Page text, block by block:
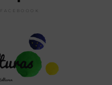
FACEBOOOK